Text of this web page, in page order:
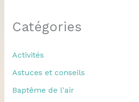
Catégories
Activités
Astuces et conseils
Baptême de l'air